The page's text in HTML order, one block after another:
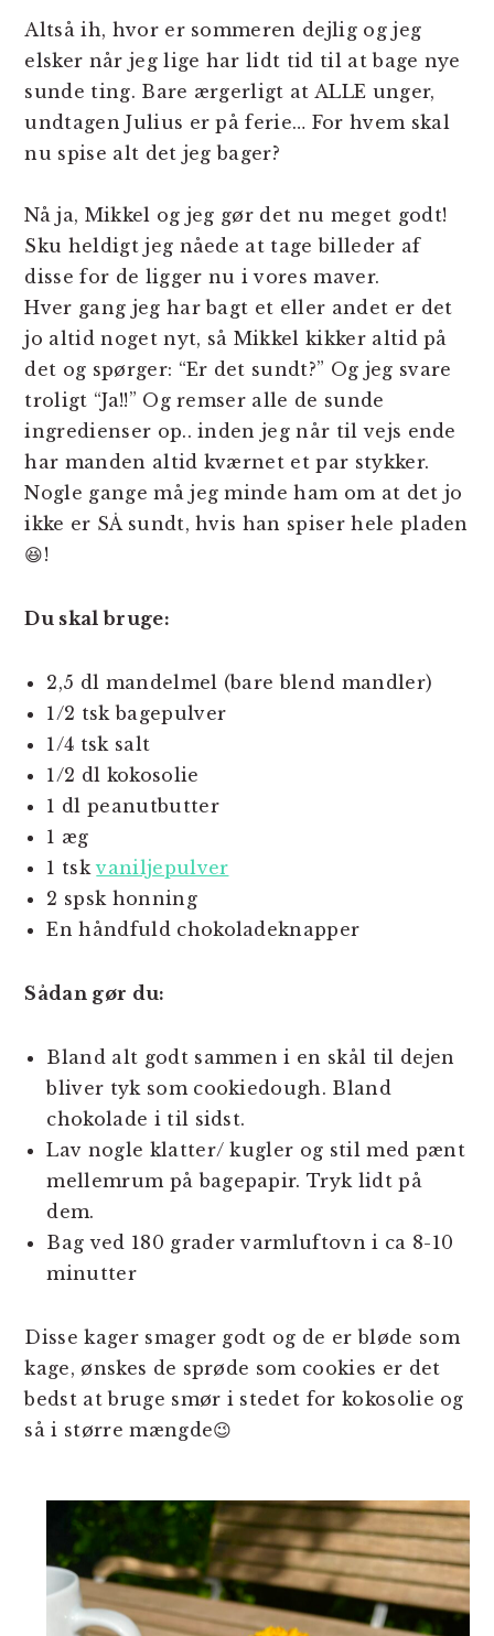
Altså ih, hvor er sommeren dejlig og jeg
elsker når jeg lige har lidt tid til at bage nye
sunde ting. Bare ærgerligt at ALLE unger,
undtagen Julius er på ferie… For hvem skal
nu spise alt det jeg bager?
Nå ja, Mikkel og jeg gør det nu meget godt!
Sku heldigt jeg nåede at tage billeder af
disse for de ligger nu i vores maver.
Hver gang jeg har bagt et eller andet er det
jo altid noget nyt, så Mikkel kikker altid på
det og spørger: “Er det sundt?” Og jeg svare
troligt “Ja!!” Og remser alle de sunde
ingredienser op.. inden jeg når til vejs ende
har manden altid kværnet et par stykker.
Nogle gange må jeg minde ham om at det jo
ikke er SÅ sundt, hvis han spiser hele pladen
😆!
Du skal bruge:
2,5 dl mandelmel (bare blend mandler)
1/2 tsk bagepulver
1/4 tsk salt
1/2 dl kokosolie
1 dl peanutbutter
1 æg
1 tskvaniljepulver
2 spsk honning
En håndfuld chokoladeknapper
Sådan gør du:
Bland alt godt sammen i en skål til dejen
bliver tyk som cookiedough. Bland
chokolade i til sidst.
Lav nogle klatter/ kugler og stil med pænt
mellemrum på bagepapir. Tryk lidt på
dem.
Bag ved 180 grader varmluftovn i ca 8-10
minutter
Disse kager smager godt og de er bløde som
kage, ønskes de sprøde som cookies er det
bedst at bruge smør i stedet for kokosolie og
så i større mængde😉